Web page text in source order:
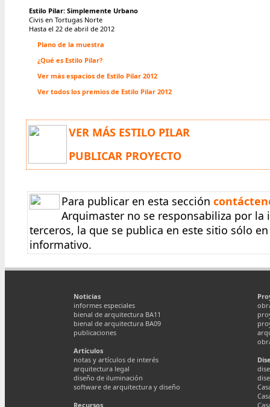
Estilo Pilar: Simplemente Urbano
Civis en Tortugas Norte
Hasta el 22 de abril de 2012
Plano de la muestra
¿Qué es Estilo Pilar?
Ver más espacios de Estilo Pilar 2012
Ver todos los premios de Estilo Pilar 2012
VER MÁS ESTILO PILAR
PUBLICAR PROYECTO
Para publicar en esta sección
Arquimaster no se responsabiliza por
terceros, la que se publica en este sitio sólo
informativo.
Noticias
informes especiales
bienal de arquitectura BA11
bienal de arquitectura BA09
publicaciones
Artículos
notas y artículos de interés
arquitectura legal
diseño de iluminación
software de arquitectura y diseño
Recursos